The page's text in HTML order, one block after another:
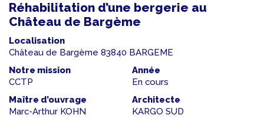
Réhabilitation d’une bergerie au
Château de Bargème
Localisation
Château de Bargème 83840 BARGEME
Notre mission
CCTP
Année
En cours
Maître d’ouvrage
Marc-Arthur KOHN
Architecte
KARGO SUD